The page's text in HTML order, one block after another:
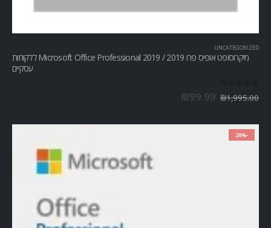
UNCATEGORIZED
מיקרוסופט אופיס פרו Microsoft Office Professional 2019 / 2019 ללקוחות
עסקיים
₪1,995.00
₪99.99
-28%